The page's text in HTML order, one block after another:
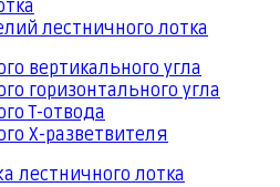
лестничного лотка
вертикального угла
горизонтального угла
Т-отвода
Х-разветвителя
лестничного лотка